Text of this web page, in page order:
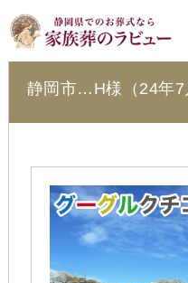
ラビュ
静岡市…H様（24年7